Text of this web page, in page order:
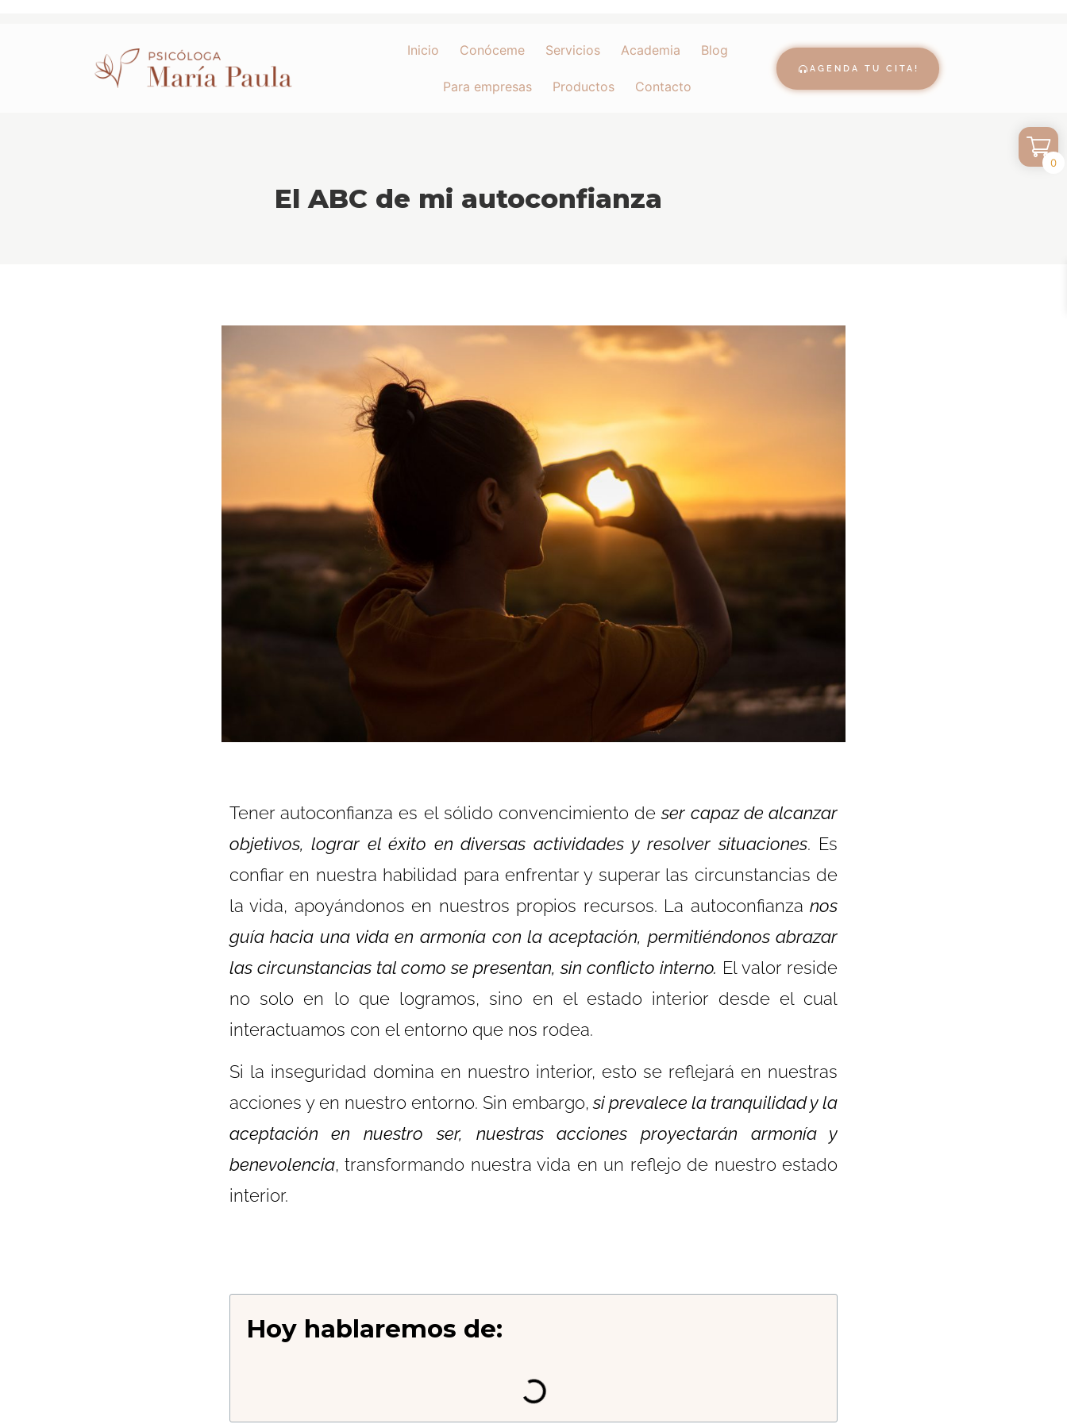
Inicio Conóceme Servicios Academia Blog
Para empresas Productos Contacto
AGENDA TU CITA!
El ABC de mi autoconfianza
Tener autoconfianza es el sólido convencimiento deser capaz de alcanzar
objetivos, lograr el éxito en diversas actividades y resolver situaciones. Es
confiar en nuestra habilidad para enfrentar y superar las circunstancias de
la vida, apoyándonos en nuestros propios recursos. La autoconfianzanos
guía hacia una vida en armonía con la aceptación, permitiéndonos abrazar
las circunstancias tal como se presentan, sin conflicto interno. El valor reside
no solo en lo que logramos, sino en el estado interior desde el cual
interactuamos con el entorno que nos rodea.
Si la inseguridad domina en nuestro interior, esto se reflejará en nuestras
acciones y en nuestro entorno. Sin embargo,si prevalece la tranquilidad y la
aceptación en nuestro ser, nuestras acciones proyectarán armonía y
benevolencia, transformando nuestra vida en un reflejo de nuestro estado
interior.
Hoy hablaremos de:
0